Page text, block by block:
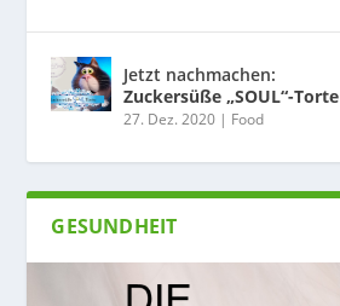
Jetzt nachmachen:
Zuckersüße „SOUL“-Torte
27. Dez. 2020 | Food
GESUNDHEIT